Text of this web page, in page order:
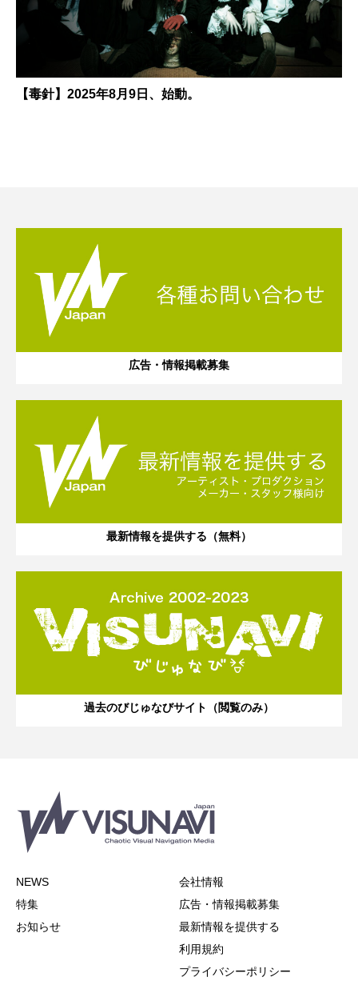
【毒針】2025年8月9日、始動。
広告・情報掲載募集
最新情報を提供する（無料）
過去のびじゅなびサイト（閲覧のみ）
NEWS
特集
お知らせ
会社情報
広告・情報掲載募集
最新情報を提供する
利用規約
プライバシーポリシー